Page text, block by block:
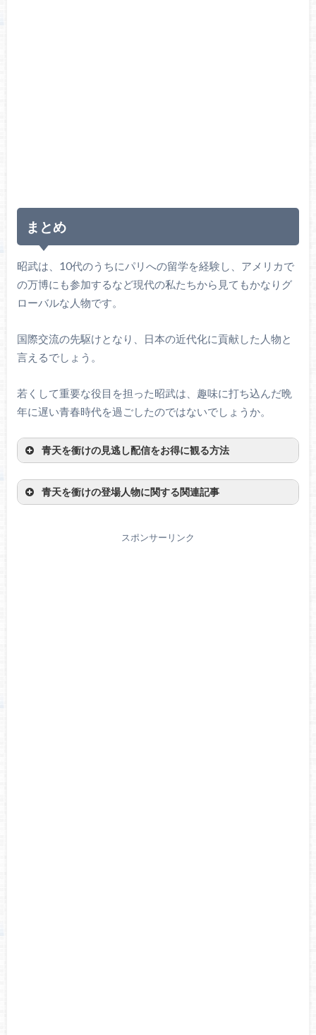
まとめ
昭武は、10代のうちにパリへの留学を経験し、アメリカで
の万博にも参加するなど現代の私たちから見てもかなりグ
ローバルな人物です。
国際交流の先駆けとなり、日本の近代化に貢献した人物と
言えるでしょう。
若くして重要な役目を担った昭武は、趣味に打ち込んだ晩
年に遅い青春時代を過ごしたのではないでしょうか。
青天を衝けの見逃し配信をお得に観る方法
青天を衝けの登場人物に関する関連記事
スポンサーリンク